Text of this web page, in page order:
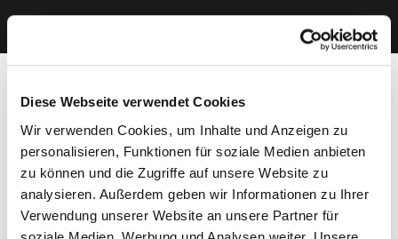
Diese Webseite verwendet Cookies
Wir verwenden Cookies, um Inhalte und Anzeigen zu
personalisieren, Funktionen für soziale Medien anbieten
zu können und die Zugriffe auf unsere Website zu
analysieren. Außerdem geben wir Informationen zu Ihrer
Verwendung unserer Website an unsere Partner für